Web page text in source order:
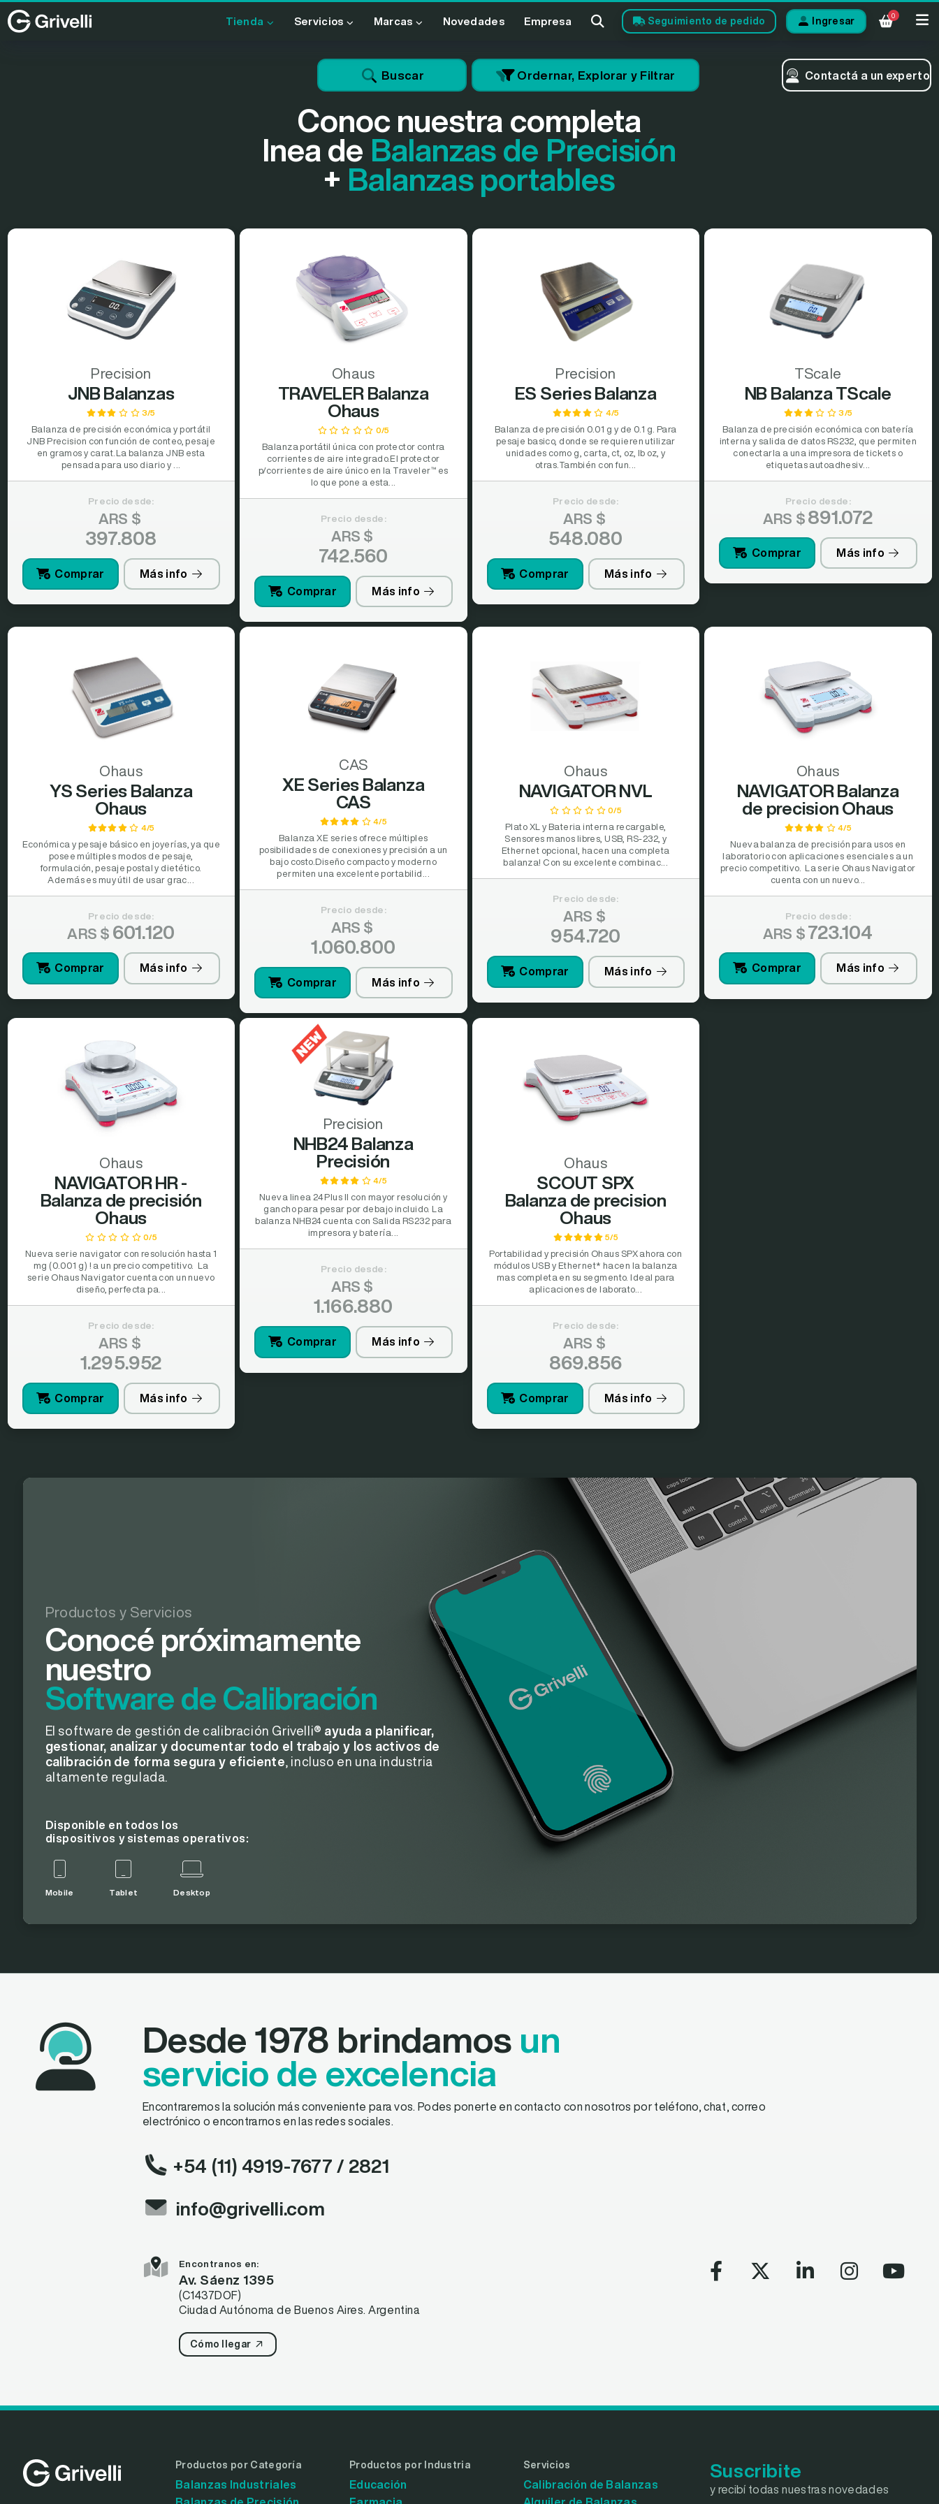
Tienda Servicios Marcas Novedades Empresa Seguimiento de pedido Ingresar
0
Buscar Ordernar, Explorar y Filtrar Contactá a un experto
Conoc nuestra completa
lnea de Balanzas de Precisión
+ Balanzas portables
Precision
JNB Balanzas
3/5
Balanza de precisión económica y portátil
JNB Precision con función de conteo, pesaje
en gramos y carat.La balanza JNB esta
pensada para uso diario y ...
Precio desde:
ARS $
397.808
Comprar Más info
Ohaus
TRAVELER Balanza
Ohaus
0/5
Balanza portátil única con protector contra
corrientes de aire integrado.El protector
p/corrientes de aire único en la Traveler™ es
lo que pone a esta...
Precio desde:
ARS $
742.560
Comprar Más info
Precision
ES Series Balanza
4/5
Balanza de precisión 0.01 g y de 0.1 g. Para
pesaje basico, donde se requieren utilizar
unidades como g, carta, ct, oz, lb oz, y
otras.También con fun...
Precio desde:
ARS $
548.080
Comprar Más info
TScale
NB Balanza TScale
3/5
Balanza de precisión económica con batería
interna y salida de datos RS232, que permiten
conectarla a una impresora de tickets o
etiquetas autoadhesiv...
Precio desde:
ARS $ 891.072
Comprar Más info
Ohaus
YS Series Balanza
Ohaus
4/5
Económica y pesaje básico en joyerías, ya que
posee múltiples modos de pesaje,
formulación, pesaje postal y dietético.
Además es muy útil de usar grac...
Precio desde:
ARS $ 601.120
Comprar Más info
CAS
XE Series Balanza
CAS
4/5
Balanza XE series ofrece múltiples
posibilidades de conexiones y precisión a un
bajo costo.Diseño compacto y moderno
permiten una excelente portabilid...
Precio desde:
ARS $
1.060.800
Comprar Más info
Ohaus
NAVIGATOR NVL
0/5
Plato XL y Bateria interna recargable,
Sensores manos libres, USB, RS-232, y
Ethernet opcional, hacen una completa
balanza! Con su excelente combinac...
Precio desde:
ARS $
954.720
Comprar Más info
Ohaus
NAVIGATOR Balanza
de precision Ohaus
4/5
Nueva balanza de precisión para usos en
laboratorio con aplicaciones esenciales a un
precio competitivo. La serie Ohaus Navigator
cuenta con un nuevo...
Precio desde:
ARS $ 723.104
Comprar Más info
Ohaus
NAVIGATOR HR -
Balanza de precisión
Ohaus
0/5
Nueva serie navigator con resolución hasta 1
mg (0.001 g) ! a un precio competitivo. La
serie Ohaus Navigator cuenta con un nuevo
diseño, perfecta pa...
Precio desde:
ARS $
1.295.952
Comprar Más info
Precision
NHB24 Balanza
Precisión
4/5
Nueva linea 24 Plus II con mayor resolución y
gancho para pesar por debajo incluido. La
balanza NHB24 cuenta con Salida RS232 para
impresora y batería...
Precio desde:
ARS $
1.166.880
Comprar Más info
Ohaus
SCOUT SPX
Balanza de precision
Ohaus
5/5
Portabilidad y precisión Ohaus SPX ahora con
módulos USB y Ethernet* hacen la balanza
mas completa en su segmento. Ideal para
aplicaciones de laborato...
Precio desde:
ARS $
869.856
Comprar Más info
Productos y Servicios
Conocé próximamente
nuestro
Software de Calibración
El software de gestión de calibración Grivelli® ayuda a planificar,
gestionar, analizar y documentar todo el trabajo y los activos de
calibración de forma segura y eficiente , incluso en una industria
altamente regulada.
Disponible en todos los
dispositivos y sistemas operativos:
Mobile Tablet Desktop
Desde 1978 brindamos un
servicio de excelencia
Encontraremos la solución más conveniente para vos. Podes ponerte en contacto con nosotros por teléfono, chat, correo
electrónico o encontrarnos en las redes sociales.
+54 (11) 4919-7677 / 2821
info@grivelli.com
Encontranos en:
Av. Sáenz 1395
(C1437DOF)
Ciudad Autónoma de Buenos Aires. Argentina
Cómo llegar
Productos por Categoría
Balanzas Industriales
Balanzas de Precisión
Productos por Industria
Educación
Farmacia
Servicios
Calibración de Balanzas
Alquiler de Balanzas
Suscribite
y recibí todas nuestras novedades